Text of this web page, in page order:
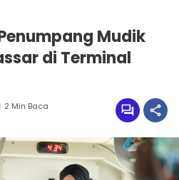
Mudik
di Terminal
2 Min Baca